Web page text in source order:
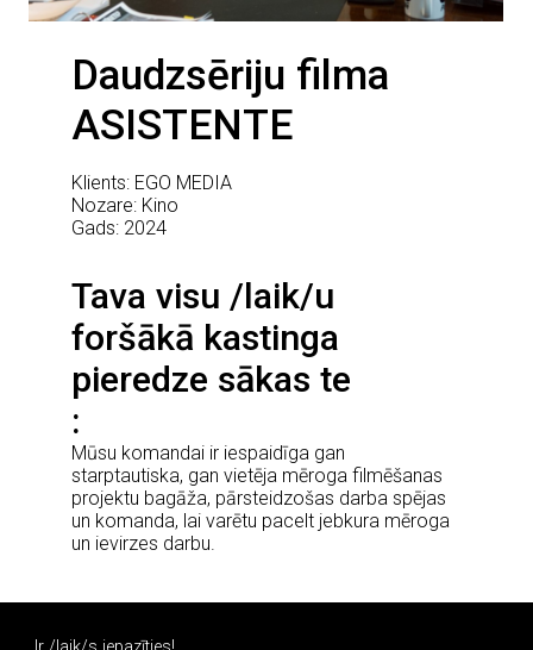
Daudzsēriju filma
ASISTENTE
Klients: EGO MEDIA
Nozare: Kino
Gads: 2024
Tava visu /laik/u
foršākā kastinga
pieredze sākas te
Mūsu komandai ir iespaidīga gan
starptautiska, gan vietēja mēroga filmēšanas
projektu bagāža, pārsteidzošas darba spējas
un komanda, lai varētu pacelt jebkura mēroga
un ievirzes darbu.